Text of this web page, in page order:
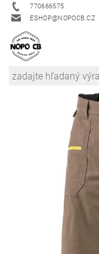
770666575
ESHOP@NOPOCB.CZ